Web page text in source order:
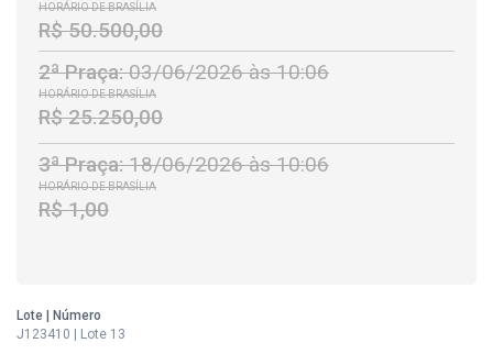
HORÁRIO DE BRASÍLIA
R$ 50.500,00
2ª Praça:03/06/2026 às 10:06
HORÁRIO DE BRASÍLIA
R$ 25.250,00
3ª Praça:18/06/2026 às 10:06
HORÁRIO DE BRASÍLIA
R$ 1,00
Lote | Número
J123410 | Lote 13